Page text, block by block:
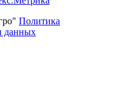
Политика
данных